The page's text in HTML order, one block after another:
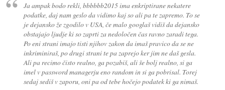
Ja ampak bodo rekli, bbbbbb2015 ima enkriptirane nekatere
podatke, daj nam geslo da vidimo kaj so ali pa te zapremo. To se
je dejansko že zgodilo v USA, če malo googlaš vidiš da dejansko
obstajajo ljudje ki so zaprti za nedoločen čas ravno zaradi tega.
Po eni strani imajo tisti njihov zakon da imaš pravico da se ne
inkriminiraš, po drugi strani te pa zaprejo ker jim ne daš gesla.
Ali pa recimo čisto realno, ga pozabiš, ali še bolj realno, si ga
imel v password managerju eno random in si ga pobrisal. Torej
sedaj sediš v zaporu, oni pa od tebe hočejo podatek ki ga nimaš.